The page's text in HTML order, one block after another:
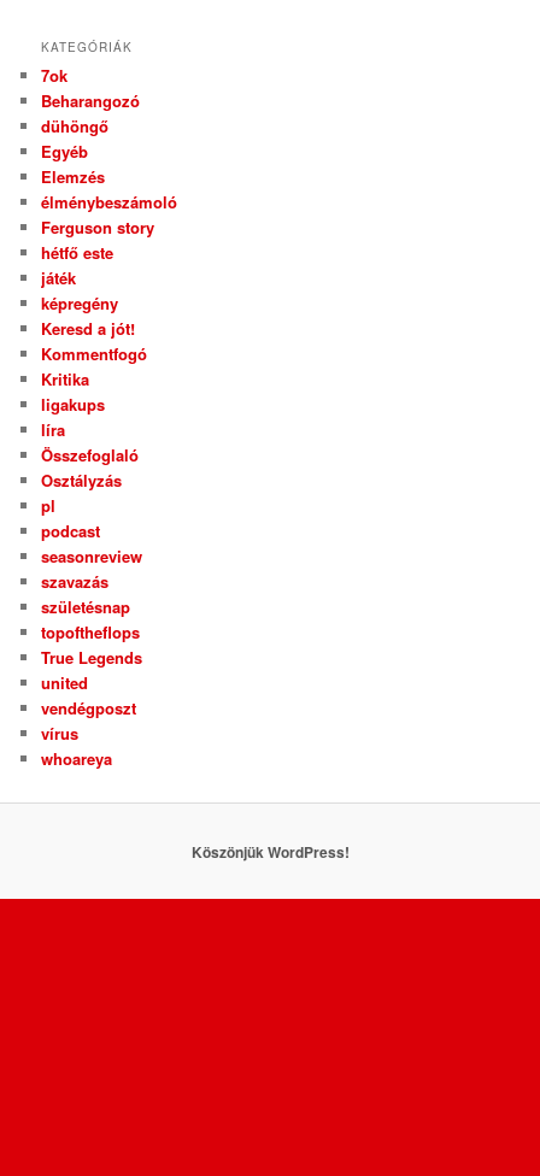
KATEGÓRIÁK
7ok
Beharangozó
dühöngő
Egyéb
Elemzés
élménybeszámoló
Ferguson story
hétfő este
játék
képregény
Keresd a jót!
Kommentfogó
Kritika
ligakups
líra
Összefoglaló
Osztályzás
pl
podcast
seasonreview
szavazás
születésnap
topoftheflops
True Legends
united
vendégposzt
vírus
whoareya
Köszönjük WordPress!